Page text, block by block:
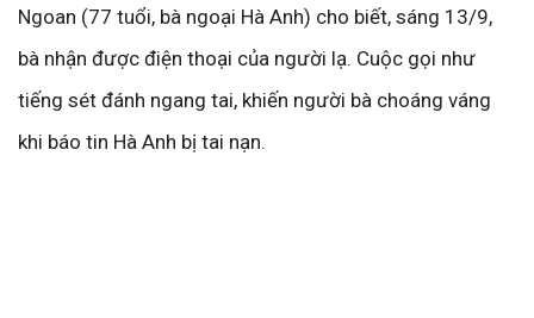
Ngoan (77 tuổi, bà ngoại Hà Anh) cho biết, sáng 13/9,
bà nhận được điện thoại của người lạ. Cuộc gọi như
tiếng sét đánh ngang tai, khiến người bà choáng váng
khi báo tin Hà Anh bị tai nạn.